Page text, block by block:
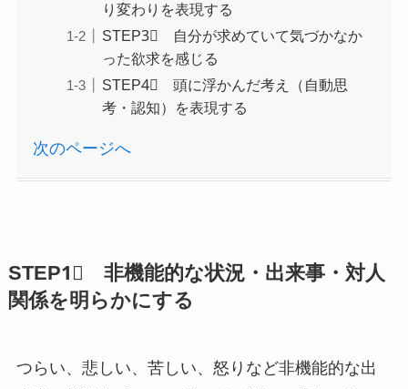
り変わりを表現する
STEP3⃣ 自分が求めていて気づかなか
った欲求を感じる
STEP4⃣ 頭に浮かんだ考え（自動思
考・認知）を表現する
次のページへ
STEP1⃣ 非機能的な状況・出来事・対人
関係を明らかにする
つらい、悲しい、苦しい、怒りなど非機能的な出